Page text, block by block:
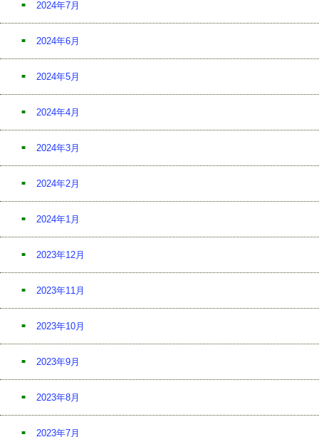
2024年7月
2024年6月
2024年5月
2024年4月
2024年3月
2024年2月
2024年1月
2023年12月
2023年11月
2023年10月
2023年9月
2023年8月
2023年7月